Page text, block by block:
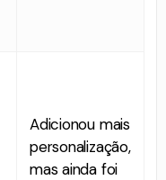
Adicionou mais
personalização,
mas ainda foi